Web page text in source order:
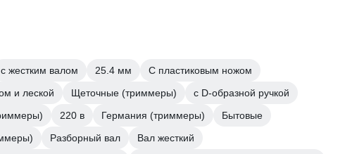
с жестким валом 25.4 мм
С пластиковым ножом
и леской Щеточные (триммеры)
с D-образной ручкой
220 в Германия (триммеры)
Бытовые
Разборный вал
Вал жесткий